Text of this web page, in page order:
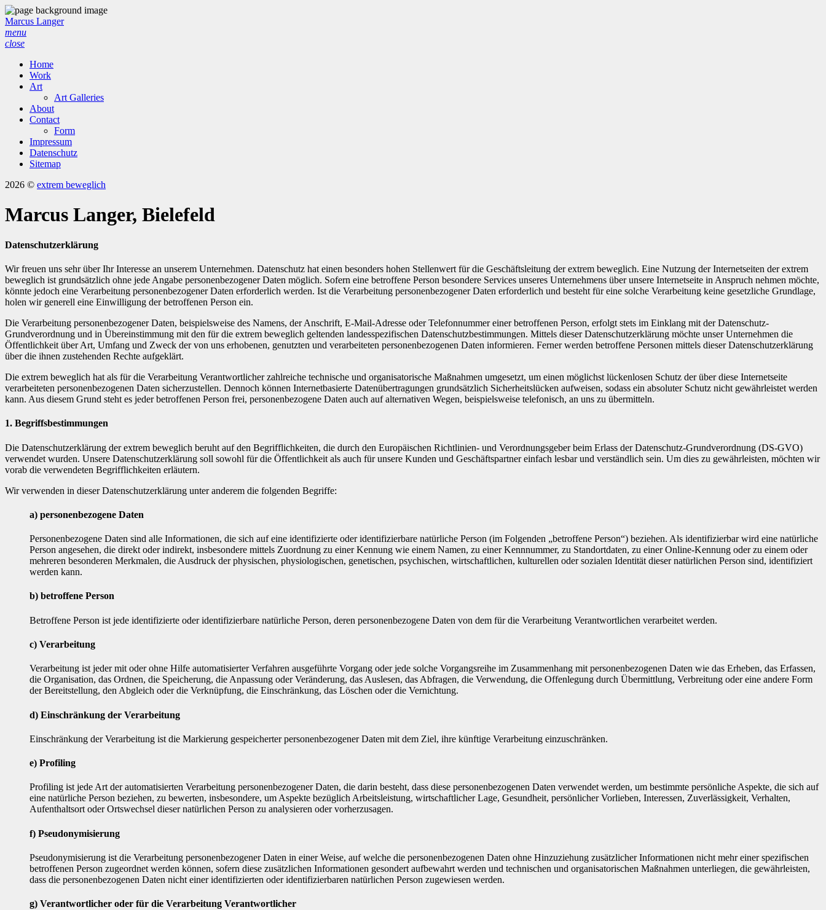
Marcus Langer
menu
close
Home
Work
Art
Art Galleries
About
Contact
Form
Impressum
Datenschutz
Sitemap
2026 © extrem beweglich
Marcus Langer, Bielefeld
Datenschutzerklärung
Wir freuen uns sehr über Ihr Interesse an unserem Unternehmen. Datenschutz hat einen besonders hohen Stellenwert für die Geschäftsleitung der extrem beweglich. Eine Nutzung der Internetseiten der extrem
beweglich ist grundsätzlich ohne jede Angabe personenbezogener Daten möglich. Sofern eine betroffene Person besondere Services unseres Unternehmens über unsere Internetseite in Anspruch nehmen möchte,
könnte jedoch eine Verarbeitung personenbezogener Daten erforderlich werden. Ist die Verarbeitung personenbezogener Daten erforderlich und besteht für eine solche Verarbeitung keine gesetzliche Grundlage,
holen wir generell eine Einwilligung der betroffenen Person ein.
Die Verarbeitung personenbezogener Daten, beispielsweise des Namens, der Anschrift, E-Mail-Adresse oder Telefonnummer einer betroffenen Person, erfolgt stets im Einklang mit der Datenschutz-
Grundverordnung und in Übereinstimmung mit den für die extrem beweglich geltenden landesspezifischen Datenschutzbestimmungen. Mittels dieser Datenschutzerklärung möchte unser Unternehmen die
Öffentlichkeit über Art, Umfang und Zweck der von uns erhobenen, genutzten und verarbeiteten personenbezogenen Daten informieren. Ferner werden betroffene Personen mittels dieser Datenschutzerklärung
über die ihnen zustehenden Rechte aufgeklärt.
Die extrem beweglich hat als für die Verarbeitung Verantwortlicher zahlreiche technische und organisatorische Maßnahmen umgesetzt, um einen möglichst lückenlosen Schutz der über diese Internetseite
verarbeiteten personenbezogenen Daten sicherzustellen. Dennoch können Internetbasierte Datenübertragungen grundsätzlich Sicherheitslücken aufweisen, sodass ein absoluter Schutz nicht gewährleistet werden
kann. Aus diesem Grund steht es jeder betroffenen Person frei, personenbezogene Daten auch auf alternativen Wegen, beispielsweise telefonisch, an uns zu übermitteln.
1. Begriffsbestimmungen
Die Datenschutzerklärung der extrem beweglich beruht auf den Begrifflichkeiten, die durch den Europäischen Richtlinien- und Verordnungsgeber beim Erlass der Datenschutz-Grundverordnung (DS-GVO)
verwendet wurden. Unsere Datenschutzerklärung soll sowohl für die Öffentlichkeit als auch für unsere Kunden und Geschäftspartner einfach lesbar und verständlich sein. Um dies zu gewährleisten, möchten wir
vorab die verwendeten Begrifflichkeiten erläutern.
Wir verwenden in dieser Datenschutzerklärung unter anderem die folgenden Begriffe:
a) personenbezogene Daten
Personenbezogene Daten sind alle Informationen, die sich auf eine identifizierte oder identifizierbare natürliche Person (im Folgenden „betroffene Person“) beziehen. Als identifizierbar wird eine natürliche
Person angesehen, die direkt oder indirekt, insbesondere mittels Zuordnung zu einer Kennung wie einem Namen, zu einer Kennnummer, zu Standortdaten, zu einer Online-Kennung oder zu einem oder
mehreren besonderen Merkmalen, die Ausdruck der physischen, physiologischen, genetischen, psychischen, wirtschaftlichen, kulturellen oder sozialen Identität dieser natürlichen Person sind, identifiziert
werden kann.
b) betroffene Person
Betroffene Person ist jede identifizierte oder identifizierbare natürliche Person, deren personenbezogene Daten von dem für die Verarbeitung Verantwortlichen verarbeitet werden.
c) Verarbeitung
Verarbeitung ist jeder mit oder ohne Hilfe automatisierter Verfahren ausgeführte Vorgang oder jede solche Vorgangsreihe im Zusammenhang mit personenbezogenen Daten wie das Erheben, das Erfassen,
die Organisation, das Ordnen, die Speicherung, die Anpassung oder Veränderung, das Auslesen, das Abfragen, die Verwendung, die Offenlegung durch Übermittlung, Verbreitung oder eine andere Form
der Bereitstellung, den Abgleich oder die Verknüpfung, die Einschränkung, das Löschen oder die Vernichtung.
d) Einschränkung der Verarbeitung
Einschränkung der Verarbeitung ist die Markierung gespeicherter personenbezogener Daten mit dem Ziel, ihre künftige Verarbeitung einzuschränken.
e) Profiling
Profiling ist jede Art der automatisierten Verarbeitung personenbezogener Daten, die darin besteht, dass diese personenbezogenen Daten verwendet werden, um bestimmte persönliche Aspekte, die sich auf
eine natürliche Person beziehen, zu bewerten, insbesondere, um Aspekte bezüglich Arbeitsleistung, wirtschaftlicher Lage, Gesundheit, persönlicher Vorlieben, Interessen, Zuverlässigkeit, Verhalten,
Aufenthaltsort oder Ortswechsel dieser natürlichen Person zu analysieren oder vorherzusagen.
f) Pseudonymisierung
Pseudonymisierung ist die Verarbeitung personenbezogener Daten in einer Weise, auf welche die personenbezogenen Daten ohne Hinzuziehung zusätzlicher Informationen nicht mehr einer spezifischen
betroffenen Person zugeordnet werden können, sofern diese zusätzlichen Informationen gesondert aufbewahrt werden und technischen und organisatorischen Maßnahmen unterliegen, die gewährleisten,
dass die personenbezogenen Daten nicht einer identifizierten oder identifizierbaren natürlichen Person zugewiesen werden.
g) Verantwortlicher oder für die Verarbeitung Verantwortlicher